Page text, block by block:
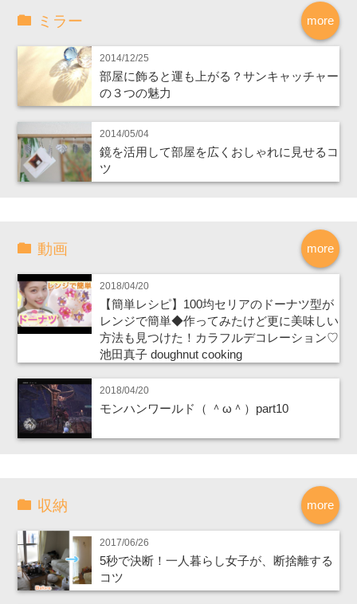
more
ミラー
2014/12/25
部屋に飾ると運も上がる？サンキャッチャー
の３つの魅力
2014/05/04
鏡を活用して部屋を広くおしゃれに見せるコ
ツ
more
動画
2018/04/20
【簡単レシピ】100均セリアのドーナツ型が
レンジで簡単◆作ってみたけど更に美味しい
方法も見つけた！カラフルデコレーション♡
池田真子 doughnut cooking
2018/04/20
モンハンワールド（ ＾ω＾）part10
more
収納
2017/06/26
5秒で決断！一人暮らし女子が、断捨離する
コツ